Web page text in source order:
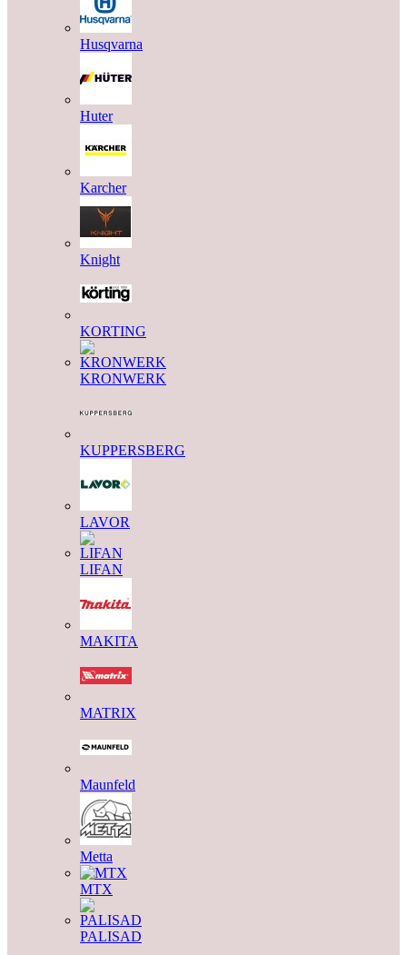
Husqvarna
Huter
Karcher
Knight
KORTING
KRONWERK
KUPPERSBERG
LAVOR
LIFAN
MAKITA
MATRIX
Maunfeld
Metta
MTX
PALISAD